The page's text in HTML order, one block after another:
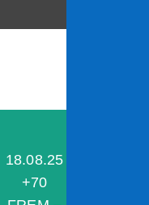
18.08.25
+70